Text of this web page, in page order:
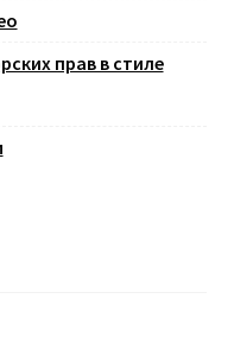
прав в стиле